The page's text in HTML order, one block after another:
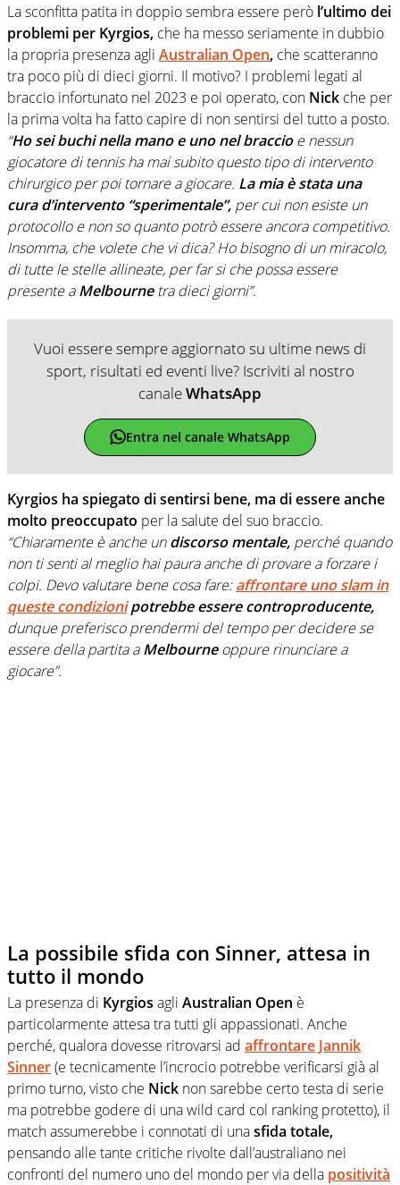
La sconfitta patita in doppio sembra essere però l’ultimo dei
problemi per Kyrgios, che ha messo seriamente in dubbio
la propria presenza agli Australian Open, che scatteranno
tra poco più di dieci giorni. Il motivo? I problemi legati al
braccio infortunato nel 2023 e poi operato, con Nick che per
la prima volta ha fatto capire di non sentirsi del tutto a posto.
“Ho sei buchi nella mano e uno nel braccioe nessun
giocatore di tennis ha mai subito questo tipo di intervento
chirurgico per poi tornare a giocare. La mia è stata una
cura d’intervento “sperimentale”, per cui non esiste un
protocollo e non so quanto potrò essere ancora competitivo.
Insomma, che volete che vi dica? Ho bisogno di un miracolo,
di tutte le stelle allineate, per far si che possa essere
presente aMelbournetra dieci giorni”.
Vuoi essere sempre aggiornato su ultime news di
sport, risultati ed eventi live? Iscriviti al nostro
canaleWhatsApp
Entra nel canale WhatsApp
Kyrgios ha spiegato di sentirsi bene, ma di essere anche
molto preoccupato per la salute del suo braccio.
“Chiaramente è anche undiscorso mentale, perché quando
non ti senti al meglio hai paura anche di provare a forzare i
colpi. Devo valutare bene cosa fare:affrontare uno slam in
queste condizionipotrebbe essere controproducente,
dunque preferisco prendermi del tempo per decidere se
essere della partita aMelbourneoppure rinunciare a
giocare”.
La possibile sfida con Sinner, attesa in
tutto il mondo
La presenza di Kyrgios agli Australian Open è
particolarmente attesa tra tutti gli appassionati. Anche
perché, qualora dovesse ritrovarsi ad affrontare Jannik
Sinner(e tecnicamente l’incrocio potrebbe verificarsi già al
primo turno, visto che Nick non sarebbe certo testa di serie
ma potrebbe godere di una wild card col ranking protetto), il
match assumerebbe i connotati di unasfida totale,
pensando alle tante critiche rivolte dall’australiano nei
confronti del numero uno del mondo per via della positività